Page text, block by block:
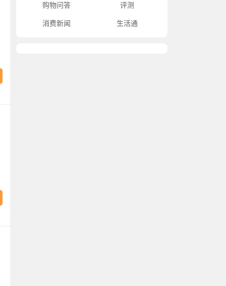
购物问答 评测
消费新闻 生活通